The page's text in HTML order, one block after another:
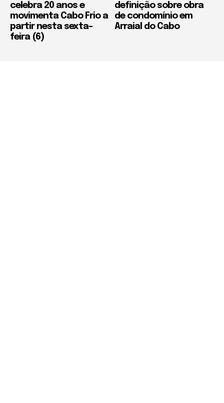
celebra 20 anos e
movimenta Cabo Frio a
partir nesta sexta-
feira (6)
definição sobre obra
de condomínio em
Arraial do Cabo